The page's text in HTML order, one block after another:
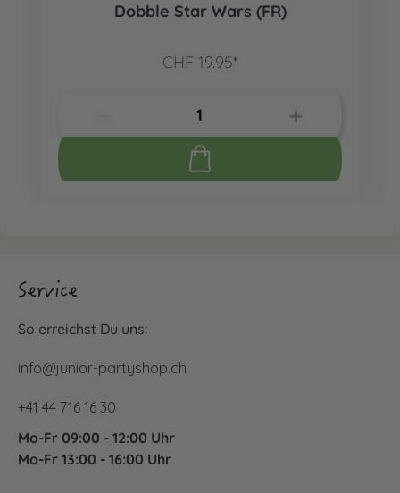
Dobble Star Wars (FR)
CHF 19.95*
Service
So erreichst Du uns:
info@junior-partyshop.ch
+41 44 716 16 30
Mo-Fr 09:00 - 12:00 Uhr
Mo-Fr 13:00 - 16:00 Uhr